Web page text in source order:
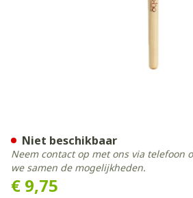
€ 9,75
Niet beschikbaar
Neem contact op met ons via telefoon
we samen de mogelijkheden.